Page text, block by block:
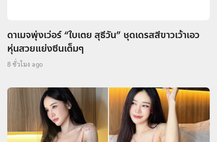
ดาเมจพุ่งเว่อร์ “ใบเตย สุธีวัน” ชุดเดรสสีขาวเว้าเอว
หุ่นสวยแย่งซีนเต็มๆ
8 ชั่วโมง ago